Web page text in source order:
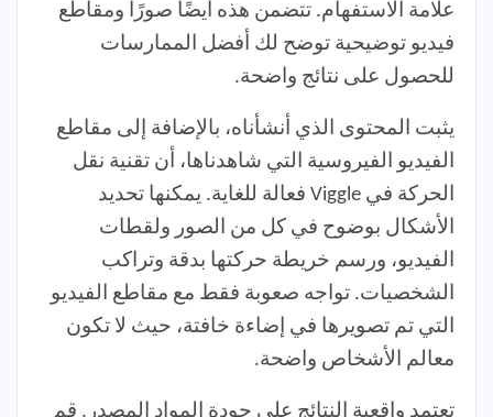
علامة الاستفهام. تتضمن هذه أيضًا صورًا ومقاطع
فيديو توضيحية توضح لك أفضل الممارسات
للحصول على نتائج واضحة.
يثبت المحتوى الذي أنشأناه، بالإضافة إلى مقاطع
الفيديو الفيروسية التي شاهدناها، أن تقنية نقل
الحركة في Viggle فعالة للغاية. يمكنها تحديد
الأشكال بوضوح في كل من الصور ولقطات
الفيديو، ورسم خريطة حركتها بدقة وتراكب
الشخصيات. تواجه صعوبة فقط مع مقاطع الفيديو
التي تم تصويرها في إضاءة خافتة، حيث لا تكون
معالم الأشخاص واضحة.
تعتمد واقعية النتائج على جودة المواد المصدر. قم